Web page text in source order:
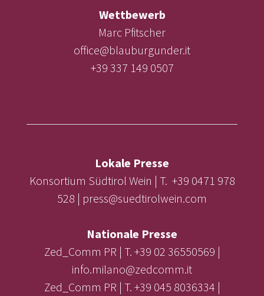
Wettbewerb
Marc Pfitscher
office@blauburgunder.it
+39 337 149 0507
Lokale Presse
Konsortium Südtirol Wein | T. +39 0471 978
528 | press@suedtirolwein.com
Nationale Presse
Zed_Comm PR | T. +39 02 36550569 |
info.milano@zedcomm.it
Zed_Comm PR | T. +39 045 8036334 |